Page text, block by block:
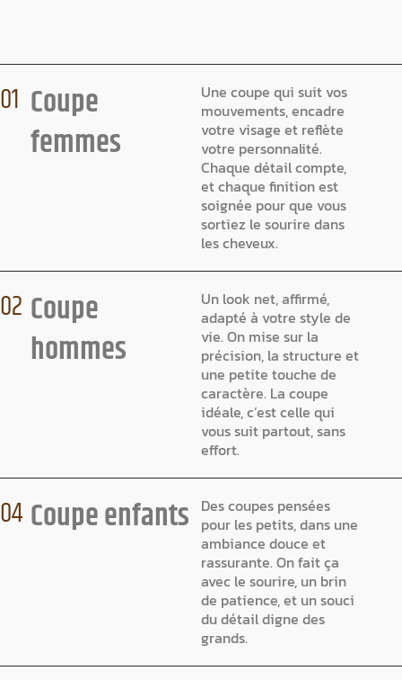
01 Coupe
femmes
Une coupe qui suit vos
mouvements, encadre
votre visage et reflète
votre personnalité.
Chaque détail compte,
et chaque finition est
soignée pour que vous
sortiez le sourire dans
les cheveux.
02 Coupe
hommes
Un look net, affirmé,
adapté à votre style de
vie. On mise sur la
précision, la structure et
une petite touche de
caractère. La coupe
idéale, c’est celle qui
vous suit partout, sans
effort.
04 Coupe enfants
Des coupes pensées
pour les petits, dans une
ambiance douce et
rassurante. On fait ça
avec le sourire, un brin
de patience, et un souci
du détail digne des
grands.